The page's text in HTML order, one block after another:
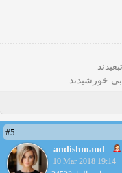
خورشیدند
#5
andishmand
10 Mar 2018 19:14